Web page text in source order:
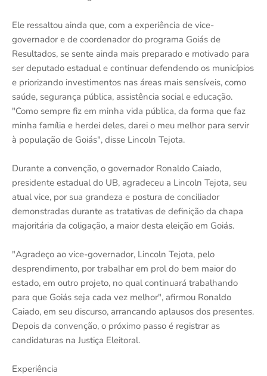
Ele ressaltou ainda que, com a experiência de vice-
governador e de coordenador do programa Goiás de
Resultados, se sente ainda mais preparado e motivado para
ser deputado estadual e continuar defendendo os municípios
e priorizando investimentos nas áreas mais sensíveis, como
saúde, segurança pública, assistência social e educação.
"Como sempre fiz em minha vida pública, da forma que faz
minha família e herdei deles, darei o meu melhor para servir
à população de Goiás", disse Lincoln Tejota.
Durante a convenção, o governador Ronaldo Caiado,
presidente estadual do UB, agradeceu a Lincoln Tejota, seu
atual vice, por sua grandeza e postura de conciliador
demonstradas durante as tratativas de definição da chapa
majoritária da coligação, a maior desta eleição em Goiás.
"Agradeço ao vice-governador, Lincoln Tejota, pelo
desprendimento, por trabalhar em prol do bem maior do
estado, em outro projeto, no qual continuará trabalhando
para que Goiás seja cada vez melhor", afirmou Ronaldo
Caiado, em seu discurso, arrancando aplausos dos presentes.
Depois da convenção, o próximo passo é registrar as
candidaturas na Justiça Eleitoral.
Experiência